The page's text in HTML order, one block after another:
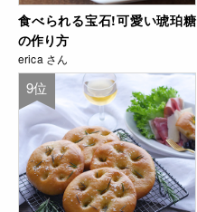
食べられる宝石!可愛い琥珀糖
の作り方
erica さん
9位